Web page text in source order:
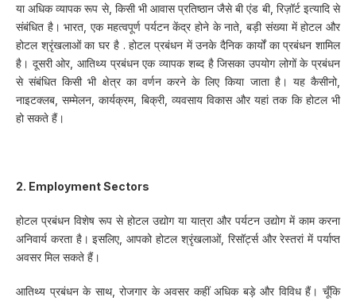
या अधिक व्यापक रूप से, किसी भी आवास प्रतिष्ठान जैसे बी एंड बी, रिज़ॉर्ट इत्यादि से
संबंधित है। भारत, एक महत्वपूर्ण पर्यटन केंद्र होने के नाते, बड़ी संख्या में होटल और
होटल श्रृंखलाओं का घर है . होटल प्रबंधन में उनके दैनिक कार्यों का प्रबंधन शामिल
है। दूसरी ओर, आतिथ्य प्रबंधन एक व्यापक शब्द है जिसका उपयोग लोगों के प्रबंधन
से संबंधित किसी भी क्षेत्र का वर्णन करने के लिए किया जाता है। यह कैसीनो,
नाइटक्लब, सम्मेलन, कार्यक्रम, बिक्री, व्यवसाय विकास और यहां तक कि होटल भी
हो सकते हैं।
2. Employment Sectors
होटल प्रबंधन विशेष रूप से होटल उद्योग या यात्रा और पर्यटन उद्योग में काम करना
अनिवार्य करता है। इसलिए, आपको होटल श्रृंखलाओं, रिसॉर्ट्स और रेस्तरां में पर्याप्त
अवसर मिल सकते हैं।
आतिथ्य प्रबंधन के साथ, रोजगार के अवसर कहीं अधिक बड़े और विविध हैं। चूँकि